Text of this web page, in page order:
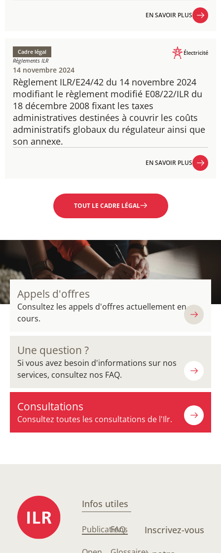
EN SAVOIR PLUS
Règlement ILR/E24/42 du 14 novembre 2024
​modifiant le règlement modifié E08/22/ILR du
18 décembre 2008 fixant les taxes
administratives destinées à couvrir les coûts
administratifs globaux du régulateur ainsi que
son annexe.
Cadre légal
Règlements ILR
Électricité
14 novembre 2024
EN SAVOIR PLUS
TOUT LE CADRE LÉGAL
Appels d'offres
Consultez les appels d'offres actuellement en
cours.
Une question ?
Si vous avez besoin d'informations sur nos
services, consultez nos FAQ.
Consultations
Consultez toutes les consultations de l'Ilr.
Infos utiles
Publications
FAQ Inscrivez-vous